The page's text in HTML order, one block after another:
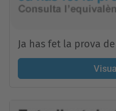
Ja has fet la prova